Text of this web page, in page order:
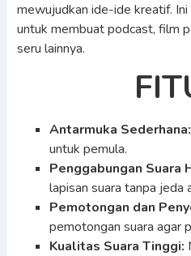
mewujudkan ide-ide kreatif.
untuk membuat podcast, film
seru lainnya.
Antarmuka Sederhana:
untuk pemula.
Penggabungan Suara
lapisan suara tanpa jeda
Pemotongan dan
pemotongan suara agar
Kualitas Suara Tinggi: